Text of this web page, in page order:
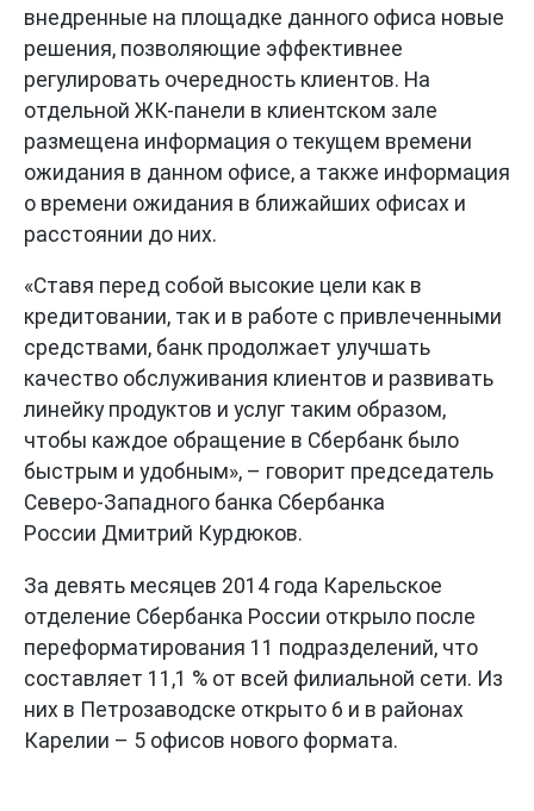
внедренные на площадке данного офиса новые
решения, позволяющие эффективнее
регулировать очередность клиентов. На
отдельной ЖК-панели в клиентском зале
размещена информация о текущем времени
ожидания в данном офисе, а также информация
о времени ожидания в ближайших офисах и
расстоянии до них.
«Ставя перед собой высокие цели как в
кредитовании, так и в работе с привлеченными
средствами, банк продолжает улучшать
качество обслуживания клиентов и развивать
линейку продуктов и услуг таким образом,
чтобы каждое обращение в Сбербанк было
быстрым и удобным», – говорит председатель
Северо-Западного банка Сбербанка
России Дмитрий Курдюков.
За девять месяцев 2014 года Карельское
отделение Сбербанка России открыло после
переформатирования 11 подразделений, что
составляет 11,1 % от всей филиальной сети. Из
них в Петрозаводске открыто 6 и в районах
Карелии – 5 офисов нового формата.